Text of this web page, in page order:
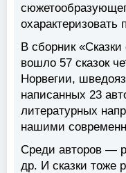
охарактеризовать
В сборник
вошло 57 сказок
Норвегии,
написанных 23
литературных
нашими
Среди авторов —
др. И сказки тоже